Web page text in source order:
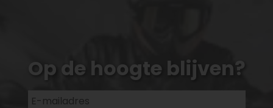
Op de hoogte blijven?